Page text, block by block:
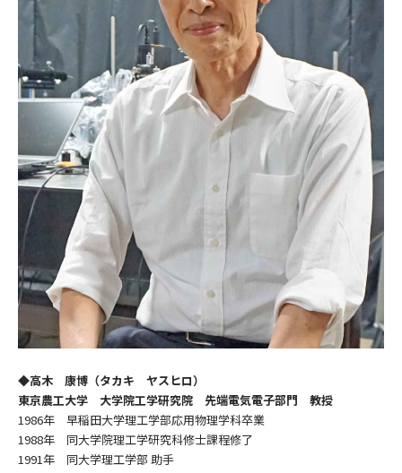
◆高木 康博（タカキ ヤスヒロ）
東京農工大学 大学院工学研究院 先端電気電子部門 教授
1986年 早稲田大学理工学部応用物理学科卒業
1988年 同大学院理工学研究科修士課程修了
1991年 同大学理工学部 助手